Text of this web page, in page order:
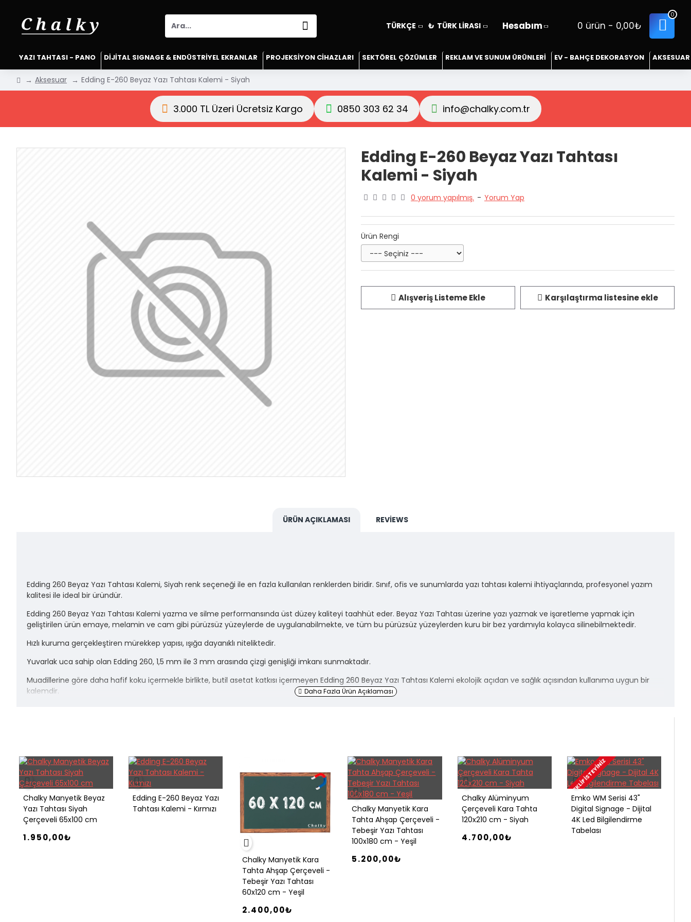
TÜRKÇE ₺ TÜRK LIRASI Hesabım 0 ürün - 0,00₺
0
YAZI TAHTASI - PANO DİJİTAL SIGNAGE & ENDÜSTRİYEL EKRANLAR PROJEKSIYON CIHAZLARI SEKTÖREL ÇÖZÜMLER REKLAM VE SUNUM ÜRÜNLERİ EV - BAHÇE DEKORASYON AKSESUAR
Aksesuar Edding E-260 Beyaz Yazı Tahtası Kalemi - Siyah
3.000 TL Üzeri Ücretsiz Kargo 0850 303 62 34 info@chalky.com.tr
Edding E-260 Beyaz Yazı Tahtası
Kalemi - Siyah
0 yorum yapılmış. - Yorum Yap
Ürün Rengi
Alışveriş Listeme Ekle Karşılaştırma listesine ekle
ÜRÜN AÇIKLAMASI REVIEWS
Edding 260 Beyaz Yazı Tahtası Kalemi, Siyah renk seçeneği ile en fazla kullanılan renklerden biridir. Sınıf, ofis ve sunumlarda yazı tahtası kalemi ihtiyaçlarında, profesyonel yazım
kalitesi ile ideal bir üründür.
Edding 260 Beyaz Yazı Tahtası Kalemi yazma ve silme performansında üst düzey kaliteyi taahhüt eder. Beyaz Yazı Tahtası üzerine yazı yazmak ve işaretleme yapmak için
geliştirilen ürün emaye, melamin ve cam gibi pürüzsüz yüzeylerde de uygulanabilmekte, ve tüm bu pürüzsüz yüzeylerden kuru bir bez yardımıyla kolayca silinebilmektedir.
Hızlı kuruma gerçekleştiren mürekkep yapısı, ışığa dayanıklı niteliktedir.
Yuvarlak uca sahip olan Edding 260, 1,5 mm ile 3 mm arasında çizgi genişliği imkanı sunmaktadır.
Muadillerine göre daha hafif koku içermekle birlikte, butil asetat katkısı içermeyen Edding 260 Beyaz Yazı Tahtası Kalemi ekolojik açıdan ve sağlık açısından kullanıma uygun bir
kalemdir.
Chalky Manyetik Beyaz
Yazı Tahtası Siyah
Çerçeveli 65x100 cm
1.950,00₺
Edding E-260 Beyaz Yazı
Tahtası Kalemi - Kırmızı
Chalky Manyetik Kara
Tahta Ahşap Çerçeveli -
Tebeşir Yazı Tahtası
60x120 cm - Yeşil
2.400,00₺
Chalky Manyetik Kara
Tahta Ahşap Çerçeveli -
Tebeşir Yazı Tahtası
100x180 cm - Yeşil
5.200,00₺
Chalky Alüminyum
Çerçeveli Kara Tahta
120x210 cm - Siyah
4.700,00₺
TEKLIF İSTEYINIZ
Emko WM Serisi 43"
Digital Signage - Dijital
4K Led Bilgilendirme
Tabelası